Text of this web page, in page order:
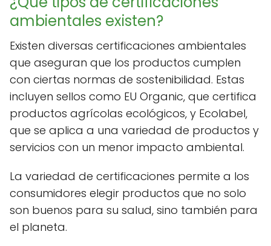
ambientales existen?
Existen diversas certificaciones ambientales
que aseguran que los productos cumplen
con ciertas normas de sostenibilidad. Estas
incluyen sellos como EU Organic, que certifica
productos agrícolas ecológicos, y Ecolabel,
que se aplica a una variedad de productos y
servicios con un menor impacto ambiental.
La variedad de certificaciones permite a los
consumidores elegir productos que no solo
son buenos para su salud, sino también para
el planeta.